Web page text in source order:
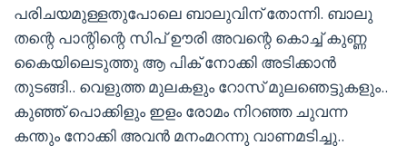
പരിചയമുള്ളതുപോലെ ബാലുവിന് തോന്നി. ബാലു
തന്റെ പാന്റിന്റെ സിപ് ഊരി അവന്റെ കൊച്ച് കുണ്ണ
കൈയിലെടുത്തു ആ പിക് നോക്കി അടിക്കാൻ
തുടങ്ങി.. വെളുത്ത മുലകളും റോസ് മുലഞെട്ടുകളും..
കുഞ്ഞ് പൊക്കിളും ഇളം രോമം നിറഞ്ഞ ചുവന്ന
കന്തും നോക്കി അവൻ മനംമറന്നു വാണമടിച്ചു..